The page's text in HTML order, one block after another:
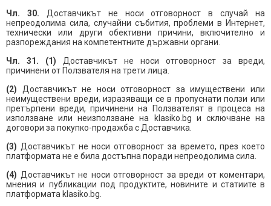
Чл. 30. Доставчикът не носи отговорност в случай на
непреодолима сила, случайни събития, проблеми в Интернет,
технически или други обективни причини, включително и
разпореждания на компетентните държавни органи.
Чл. 31. (1) Доставчикът не носи отговорност за вреди,
причинени от Ползвателя на трети лица.
(2) Доставчикът не носи отговорност за имуществени или
неимуществени вреди, изразяващи се в пропуснати ползи или
претърпени вреди, причинени на Ползвателят в процеса на
използване или неизползване на klasiko.bg и сключване на
договори за покупко-продажба с Доставчика.
(3) Доставчикът не носи отговорност за времето, през което
платформата не е била достъпна поради непреодолима сила.
(4) Доставчикът не носи отговорност за вреди от коментари,
мнения и публикации под продуктите, новините и статиите в
платформата klasiko.bg.